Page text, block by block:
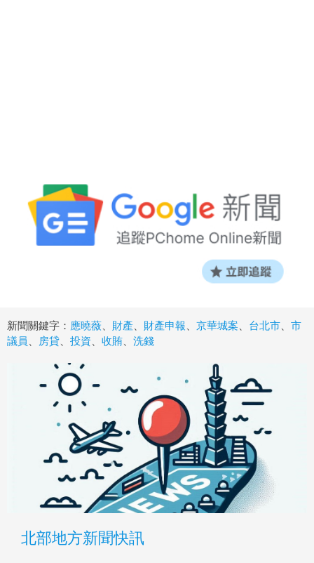
新聞關鍵字： 應曉薇 財產 財產申報 京華城案 台北市
市
議員
房貸 投資 收賄 洗錢
北部地方新聞快訊